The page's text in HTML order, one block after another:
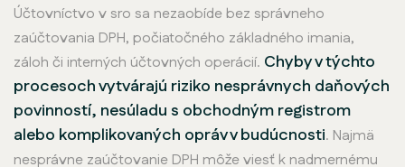
Účtovníctvo v sro sa nezaobíde bez správneho
zaúčtovania DPH, počiatočného základného imania,
záloh či interných účtovných operácií. Chyby v týchto
procesoch vytvárajú riziko nesprávnych daňových
povinností, nesúladu s obchodným registrom
alebo komplikovaných opráv v budúcnosti. Najmä
nesprávne zaúčtovanie DPH môže viesť k nadmernému